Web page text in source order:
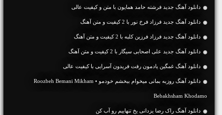
دانلود آهنگ جديد فرشته حامد همایون با متن و کیفیت عالی
دانلود آهنگ جديد فرزاد فرخ نور با 2 کیفیت و متن آهنگ
دانلود آهنگ جديد فرزاد فرزین کلبه با 2 کیفیت و متن آهنگ
دانلود آهنگ جديد علی اصحابی سیگار با 2 کیفیت و متن آهنگ
دانلود آهنگ غمگین یادمون رفت فریدون آسرایی با کیفیت عالی
دانلود آهنگ روزبه بمانی میخوام ببخشم خودمو • Roozbeh Bemani Mikham
Bebakhsham Khodamo
دانلود آهنگ راک رضا یزدانی یخ تنهاییم رو آب کن